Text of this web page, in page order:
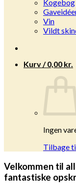
Kogebog
Vin
Vildt
Kurv /0,00 kr.
Ingen
Tilbage
Velkommen til
fantastiske